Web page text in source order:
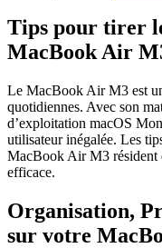
Tips pour tirer
MacBook Air
Le MacBook Air M3 est
quotidiennes. Avec son
d’exploitation macOS
utilisateur inégalée. Les
MacBook Air M3 résident
efficace.
Organisation,
sur votre